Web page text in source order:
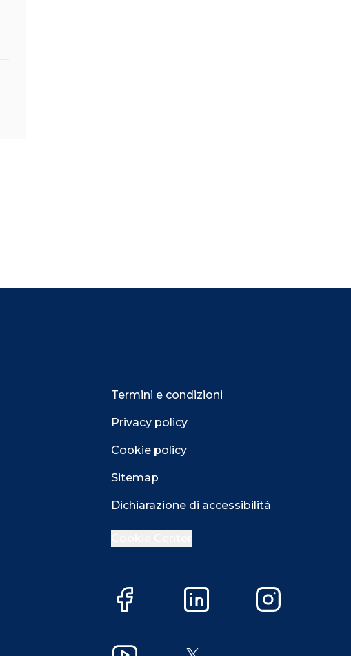
Termini e condizioni
Privacy policy
Cookie policy
Sitemap
Dichiarazione di accessibilità
Facebook LinkedIn Instagram